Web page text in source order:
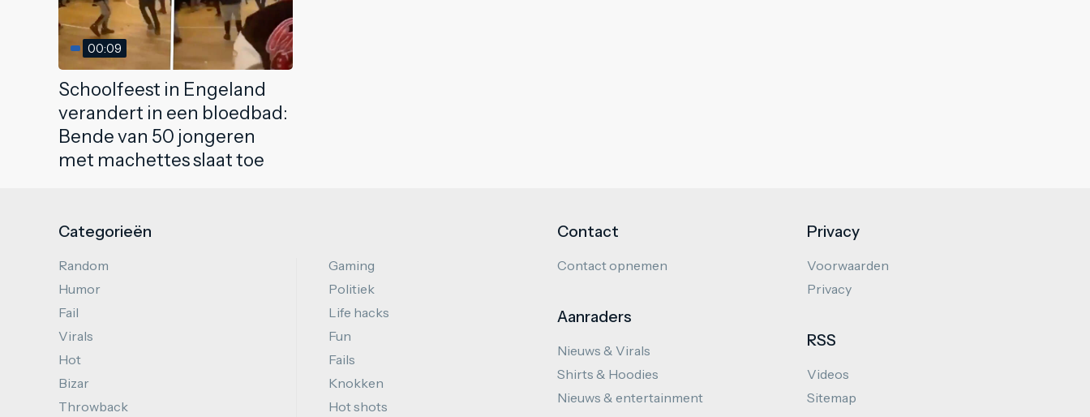
00:09
Schoolfeest in Engeland
verandert in een bloedbad:
Bende van 50 jongeren
met machettes slaat toe
Categorieën
Random
Humor
Fail
Virals
Hot
Bizar
Throwback
Gaming
Politiek
Life hacks
Fun
Fails
Knokken
Hot shots
Contact
Contact opnemen
Aanraders
Nieuws & Virals
Shirts & Hoodies
Nieuws & entertainment
Privacy
Voorwaarden
Privacy
RSS
Videos
Sitemap